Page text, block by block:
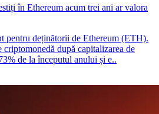
în Ethereum acum trei ani ar valora
pentru deținătorii de Ethereum (ETH).
criptomonedă după capitalizarea de
de la începutul anului și e..